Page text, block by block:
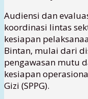
Audiensi dan
koordinasi lintas
kesiapan
Bintan, mulai dari
pengawasan mutu
kesiapan
Gizi (SPPG).